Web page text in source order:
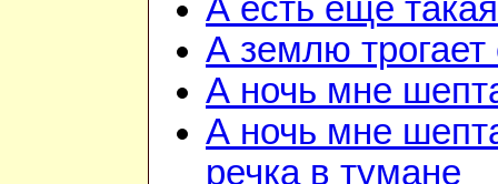
А есть ещё
А землю трогает
А ночь мне
А ночь мне
речка в тумане